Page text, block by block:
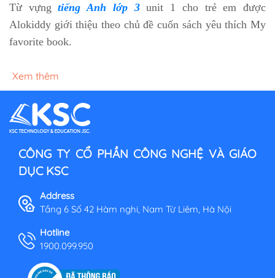
Từ vựngtiếng Anh lớp 3unit 1 cho trẻ em được
Alokiddy giới thiệu theo chủ đề cuốn sách yêu thích My
favorite book.
Xem thêm
CÔNG TY CỔ PHẦN CÔNG NGHỆ VÀ GIÁO
DỤC KSC
Address
Tầng 6 Số 42 Hàm nghi, Nam Từ Liêm, Hà Nội
Hotline
1900.099.950